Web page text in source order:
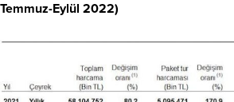
Temmuz-Eylül 2022)